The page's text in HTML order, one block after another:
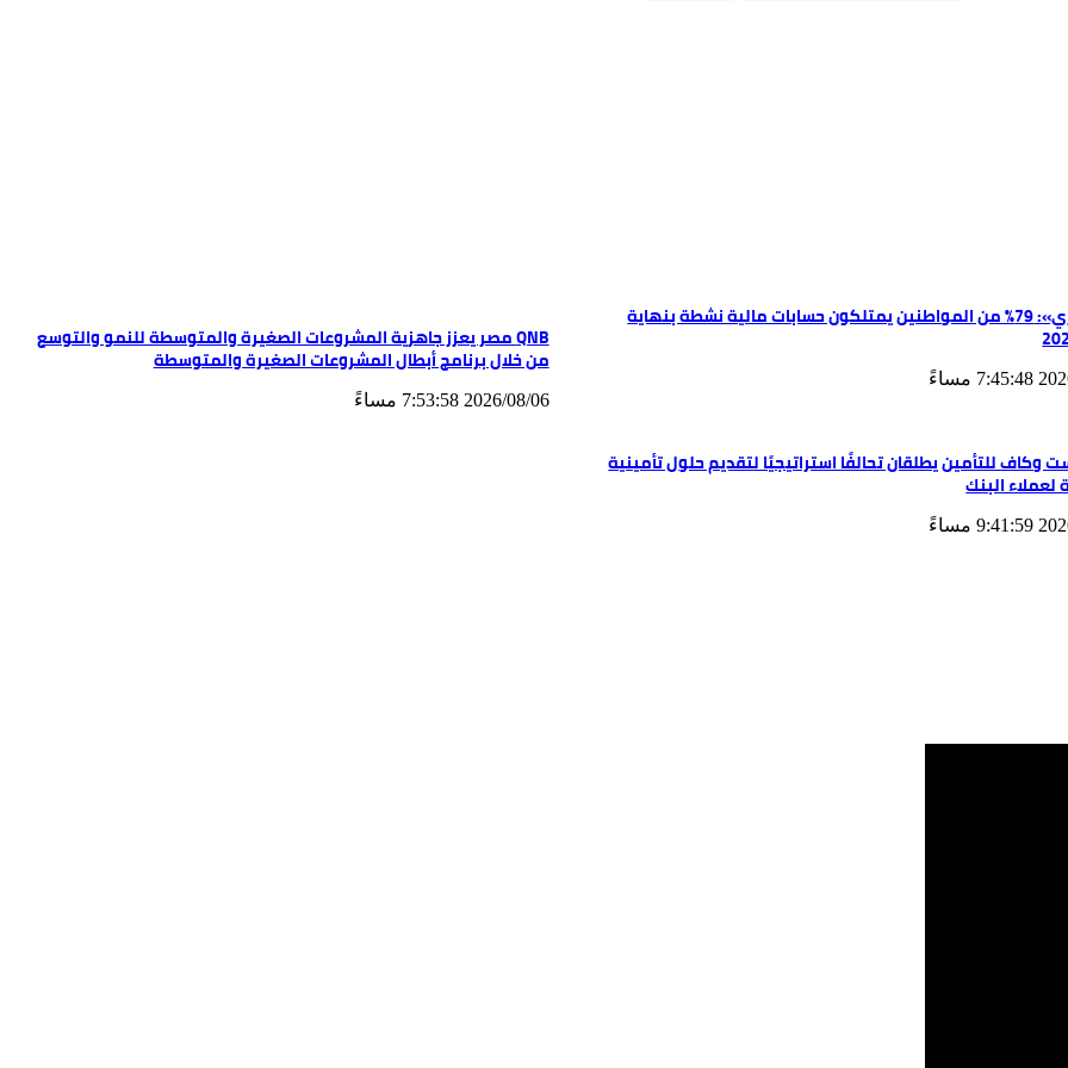
QNB مصر يعزز جاهزية المشروعات الصغيرة والمتوسطة للنمو والتوسع
من خلال برنامج أبطال المشروعات الصغيرة والمتوسطة
2026/08/06 7:53:58 مساءً
«المركزي»: 79% من المواطنين يمتلكون حسابات مالية نشطة بنهاية
مساءً
وكاف للتأمين يطلقان تحالفًا استراتيجيًا لتقديم حلول تأمينية
البنك
مساءً